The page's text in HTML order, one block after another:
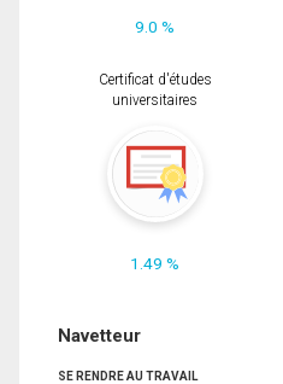
9.0 %
Certificat d'études
universitaires
1.49 %
Navetteur
SE RENDRE AU TRAVAIL